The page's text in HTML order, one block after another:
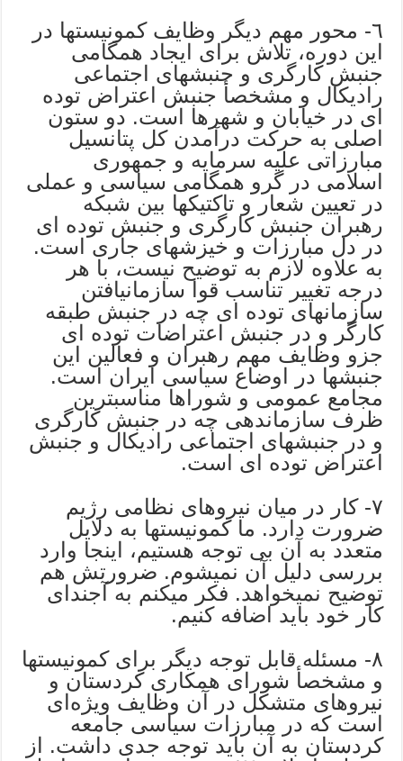
٦- محور مهم دیگر وظایف کمونیستها در
این دوره، تلاش برای ایجاد همگامی
جنبش کارگری و جنبشهای اجتماعی
رادیکال و مشخصأ جنبش اعتراض توده
ای در خیابان و شهرها است. دو ستون
اصلی به حرکت درآمدن کل پتانسیل
مبارزاتی علیه سرمایه و جمهوری
اسلامی در گرو همگامی سیاسی و عملی
در تعیین شعار و تاکتیکها بین شبکه
رهبران جنبش کارگری و جنبش توده ای
در دل مبارزات و خیزشهای جاری است.
به علاوه لازم به توضیح نیست، با هر
درجه تغییر تناسب قوا سازمانیافتن
سازمانهای توده ای چه در جنبش طبقه
کارگر و در جنبش اعتراضات توده ای
جزو وظایف مهم رهبران و فعالین این
جنبشها در اوضاع سیاسی ایران است.
مجامع عمومی و شوراها مناسبترین
ظرف سازماندهی چه در جنبش کارگری
و در جنبشهای اجتماعی رادیکال و جنبش
اعتراض توده ای است.
٧- کار در میان نیروهای نظامی رژیم
ضرورت دارد. ما کمونیستها به دلایل
متعدد به آن بی توجه هستیم، اینجا وارد
بررسی دلیل آن نمیشوم. ضرورتش هم
توضیح نمیخواهد. فکر میکنم به آجندای
کار خود باید اضافه کنیم.
٨- مسئله قابل توجه دیگر برای کمونیستها
و مشخصأ شورای همکاری کردستان و
نیروهای متشکل در آن وظایف ویژه‌ای
است که در مبارزات سیاسی جامعه
کردستان به آن باید توجه جدی داشت. از